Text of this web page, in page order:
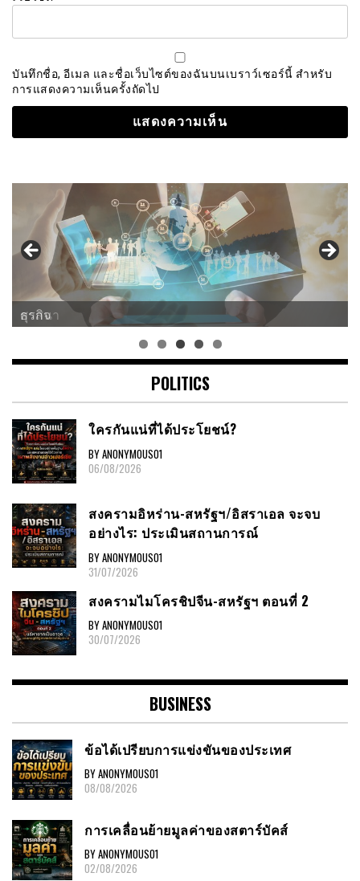
บันทึกชื่อ, อีเมล และชื่อเว็บไซต์ของฉันบนเบราว์เซอร์นี้ สำหรับ
การแสดงความเห็นครั้งถัดไป
ศาสนา
POLITICS
ใครกันแน่ที่ได้ประโยชน์?
BY ANONYMOUS01
06/08/2026
สงครามอิหร่าน-สหรัฐฯ/อิสราเอล จะจบ
อย่างไร: ประเมินสถานการณ์
BY ANONYMOUS01
31/07/2026
สงครามไมโครชิปจีน-สหรัฐฯ ตอนที่ 2
BY ANONYMOUS01
30/07/2026
BUSINESS
ข้อได้เปรียบการแข่งขันของประเทศ
BY ANONYMOUS01
08/08/2026
การเคลื่อนย้ายมูลค่าของสตาร์บัคส์
BY ANONYMOUS01
02/08/2026